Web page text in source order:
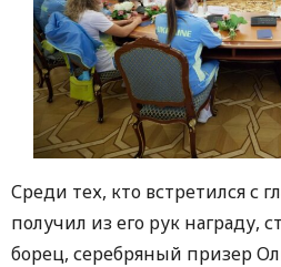
Среди тех, кто встретился с
получил из его рук награду,
борец, серебряный призер